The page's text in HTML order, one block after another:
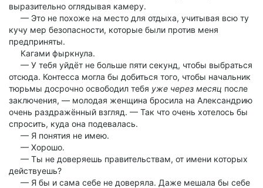
выразительно оглядывая камеру.
— Это не похоже на место для отдыха, учитывая всю ту
кучу мер безопасности, которые были против меня
предприняты.
Кагами фыркнула.
— У тебя уйдёт не больше пяти секунд, чтобы выбраться
отсюда. Контесса могла бы добиться того, чтобы начальник
тюрьмы досрочно освободил тебя уже через месяц после
заключения, — молодая женщина бросила на Александрию
очень раздражённый взгляд. — Так что очень хотелось бы
спросить, куда она подевалась.
— Я понятия не имею.
— Хорошо.
— Ты не доверяешь правительствам, от имени которых
действуешь?
— Я бы и сама себе не доверяла. Даже мешала бы себе